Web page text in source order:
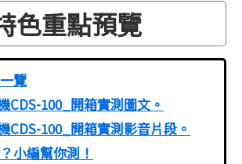
色重點預覽
覽
CDS-100_開箱實測圖文。
CDS-100_開箱實測影音片段。
小編幫你測！